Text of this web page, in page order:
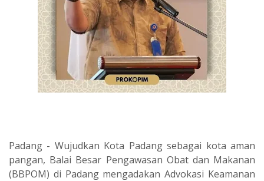
Padang - Wujudkan Kota Padang sebagai kota aman
pangan, Balai Besar Pengawasan Obat dan Makanan
(BBPOM) di Padang mengadakan Advokasi Keamanan